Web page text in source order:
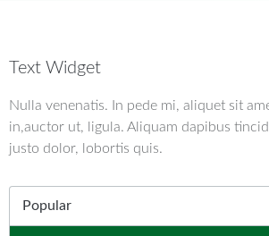
Text Widget
Nulla venenatis. In pede mi, aliquet sit
in,auctor ut, ligula. Aliquam dapibus
justo dolor, lobortis quis.
Popular